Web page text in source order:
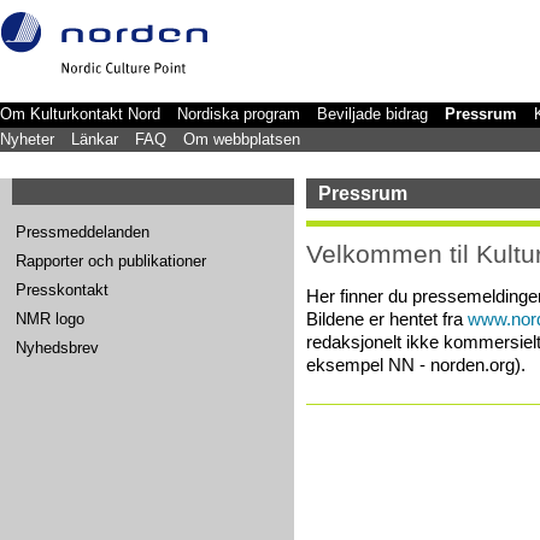
Om Kulturkontakt Nord Nordiska program Beviljade bidrag Pressrum
Nyheter
Länkar FAQ Om webbplatsen
Pressmeddelanden
Rapporter och publikationer
Presskontakt
NMR logo
Nyhedsbrev
Pressrum
Velkommen til
Her finner du
Bildene er hentet fra
redaksjonelt ikke
eksempel NN - norden.org).